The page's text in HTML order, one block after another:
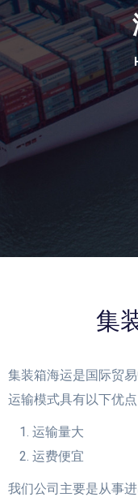
集
集装箱海运是国际贸
运输模式具有以下优点
运输量大
运费便宜
我们公司主要是从事